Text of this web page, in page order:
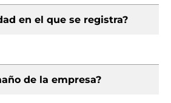
en el que se registra?
de la empresa?